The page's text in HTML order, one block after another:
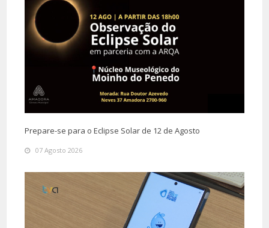
Prepare-se para o Eclipse Solar de 12 de Agosto
07 Agosto 2026